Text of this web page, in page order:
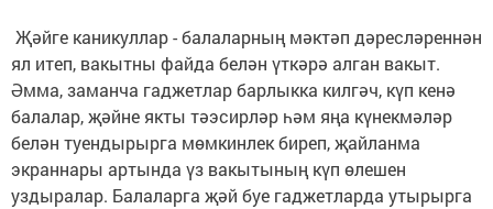
Җәйге каникуллар - балаларның мәктәп дәресләреннән
ял итеп, вакытны файда белән үткәрә алган вакыт.
Әмма, заманча гаджетлар барлыкка килгәч, күп кенә
балалар, җәйне якты тәэсирләр һәм яңа күнекмәләр
белән туендырырга мөмкинлек биреп, җайланма
экраннары артында үз вакытының күп өлешен
уздыралар. Балаларга җәй буе гаджетларда утырырга